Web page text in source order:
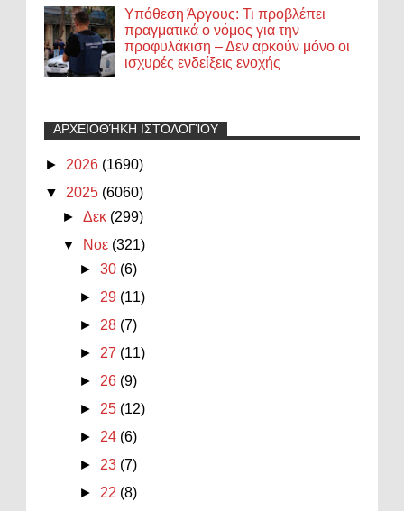
Υπόθεση Άργους: Τι προβλέπει
πραγματικά ο νόμος για την
προφυλάκιση – Δεν αρκούν μόνο οι
ισχυρές ενδείξεις ενοχής
ΑΡΧΕΙΟΘΉΚΗ ΙΣΤΟΛΟΓΊΟΥ
► 2026 (1690)
▼ 2025 (6060)
►Δεκ (299)
▼
Νοε (321)
►30 (6)
► 29 (11)
► 28 (7)
► 27 (11)
► 26 (9)
► 25 (12)
► 24 (6)
► 23 (7)
► 22 (8)